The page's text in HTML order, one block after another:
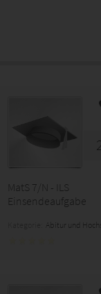
MatS 7/N - ILS
Einsendeaufgabe
Abitur und